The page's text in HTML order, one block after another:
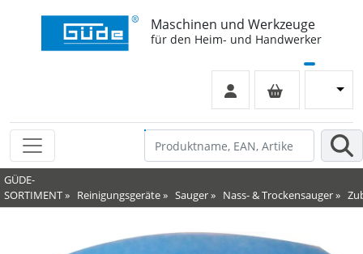
Maschinen und Werkzeuge
für den Heim- und Handwerker
GÜDE-
SORTIMENT» Reinigungsgeräte» Sauger» Nass- & Trockensauger»